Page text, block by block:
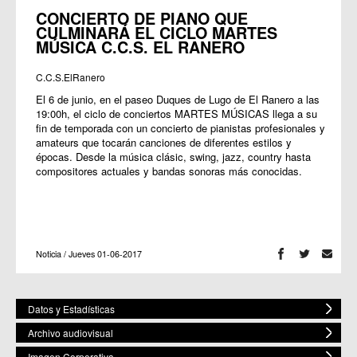
CONCIERTO DE PIANO QUE
CULMINARÁ EL CICLO MARTES
MÚSICA C.C.S. EL RANERO
C.C.S.ElRanero
El 6 de junio, en el paseo Duques de Lugo de El Ranero a las
19:00h, el ciclo de conciertos MARTES MÚSICAS llega a su
fin de temporada con un concierto de pianistas profesionales y
amateurs que tocarán canciones de diferentes estilos y
épocas. Desde la música clásic, swing, jazz, country hasta
compositores actuales y bandas sonoras más conocidas.
Noticia / Jueves 01-06-2017
Datos y Estadísticas
Archivo audiovisual